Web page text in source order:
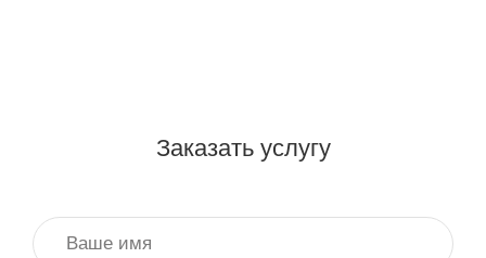
Заказать услугу